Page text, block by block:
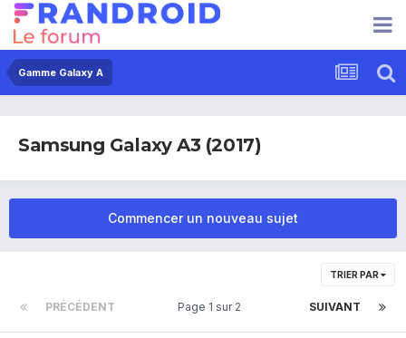
Gamme Galaxy A
Samsung Galaxy A3 (2017)
Commencer un nouveau sujet
TRIER PAR
PRÉCÉDENT SUIVANT
Page 1 sur 2